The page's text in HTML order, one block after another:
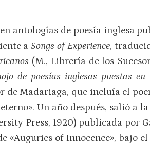
antologías de poesía inglesa
aSongs of Experience,
(M., Librería de los
de poesías inglesas puestas en
Madariaga, que incluía el
Un año después, salió a
Press, 1920) publicada por
«Auguries of Innocence», bajo